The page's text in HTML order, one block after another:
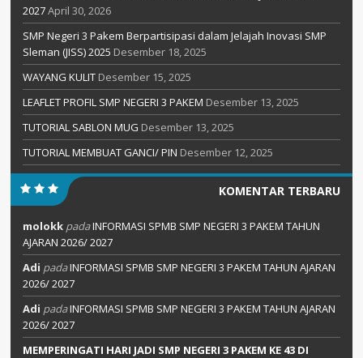
2027April 30, 2026
SMP Negeri 3 Pakem Berpartisipasi dalam Jelajah Inovasi SMP
Sleman (JISS) 2025 Desember 18, 2025
WAYANG KULIT Desember 15, 2025
LEAFLET PROFIL SMP NEGERI 3 PAKEM Desember 13, 2025
TUTORIAL SABLON MUG Desember 13, 2025
TUTORIAL MEMBUAT GANCI/ PIN Desember 12, 2025
KOMENTAR TERBARU
molokk padaINFORMASI SPMB SMP NEGERI 3 PAKEM TAHUN
AJARAN 2026/ 2027
Adi padaINFORMASI SPMB SMP NEGERI 3 PAKEM TAHUN AJARAN
2026/ 2027
Adi padaINFORMASI SPMB SMP NEGERI 3 PAKEM TAHUN AJARAN
2026/ 2027
MEMPERINGATI HARI JADI SMP NEGERI 3 PAKEM KE 43 DI